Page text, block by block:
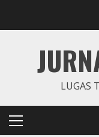
LUGAS
Primary